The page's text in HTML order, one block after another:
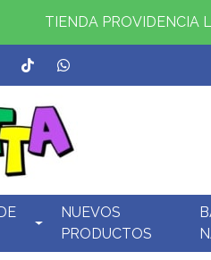
TIENDA PROVIDENCIA
NUEVOS
PRODUCTOS